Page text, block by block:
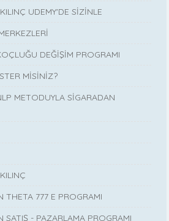
UDEMY'DE SİZİNLE
DEĞİŞİM PROGRAMI
MİSİNİZ?
METODUYLA SİGARADAN
THETA 777 E PROGRAMI
SATIŞ - PAZARLAMA PROGRAMI